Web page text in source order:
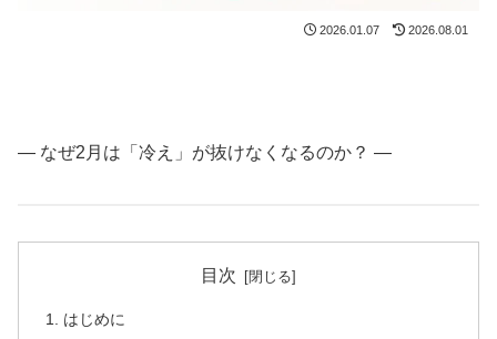
2026.01.07 2026.08.01
― なぜ2月は「冷え」が抜けなくなるのか？ ―
目次
はじめに